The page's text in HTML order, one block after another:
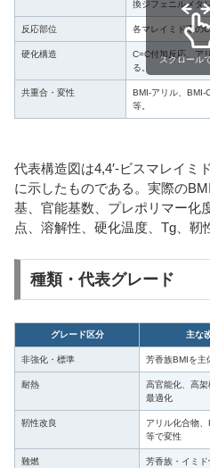
換ジフェニルメタ
反応部位 各マレイミド環の
硬化構造
C=C付加反応、ア
る。
共重合・変性
BMI-アリル、BMI-
等。
スクロール
代表構造図は4,4′-ビスマレイミ
に示したものである。実際の
基、官能基数、プレポリマー化
点、溶解性、硬化温度、Tg、靭
種類・代表グレード
グレード区分 主な
非強化・標準 芳香族BMIを主
耐熱
高官能化、高
最適化
靭性改良
アリル化合物
等で変性
難燃 芳香族・イミ